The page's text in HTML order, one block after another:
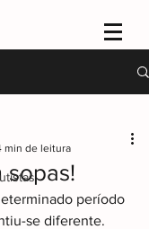
sopas!
min de leitura
período
se diferente.